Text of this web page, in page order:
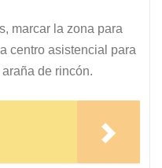
marcar la zona para
centro asistencial para
de rincón.